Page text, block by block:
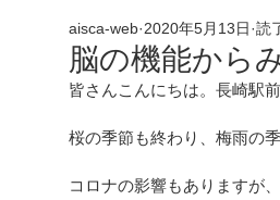
歯に関する話題 ホワイトニン
口臭について
脳の機能から
aisca-web 2020年5月13日 読
皆さんこんにちは。長崎駅
桜の季節も終わり、梅雨の
コロナの影響もありますが